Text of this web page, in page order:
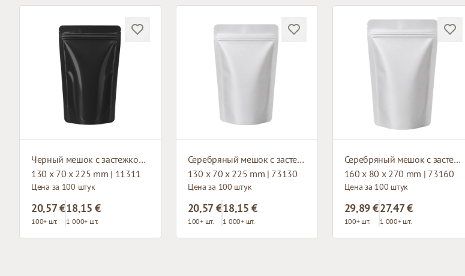
Черный мешок с застежкой зип-лок
130 x 70 x 225 mm | 11311
Цена за 100 штук
20,57 €
100+ шт.
18,15 €
1 000+ шт.
Серебряный мешок с застежкой зип-лок
130 x 70 x 225 mm | 73130
Цена за 100 штук
20,57 €
100+ шт.
18,15 €
1 000+ шт.
Серебряный мешок с застежкой зип-лок
160 x 80 x 270 mm | 73160
Цена за 100 штук
29,89 €
100+ шт.
27,47 €
1 000+ шт.